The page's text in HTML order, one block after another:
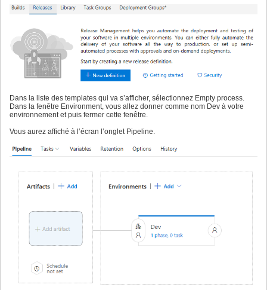
Dans la liste des templates qui va s’afficher, sélectionnez Empty process.
Dans la fenêtre Environment, vous allez donner comme nom Dev à votre
environnement et puis fermer cette fenêtre.
Vous aurez affiché à l’écran l’onglet Pipeline.